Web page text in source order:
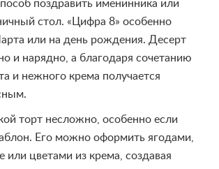
поздравить именинника или
стол. «Цифра 8» особенно
или на день рождения. Десерт
и нарядно, а благодаря сочетанию
и нежного крема получается
торт несложно, особенно если
Его можно оформить ягодами,
или цветами из крема, создавая